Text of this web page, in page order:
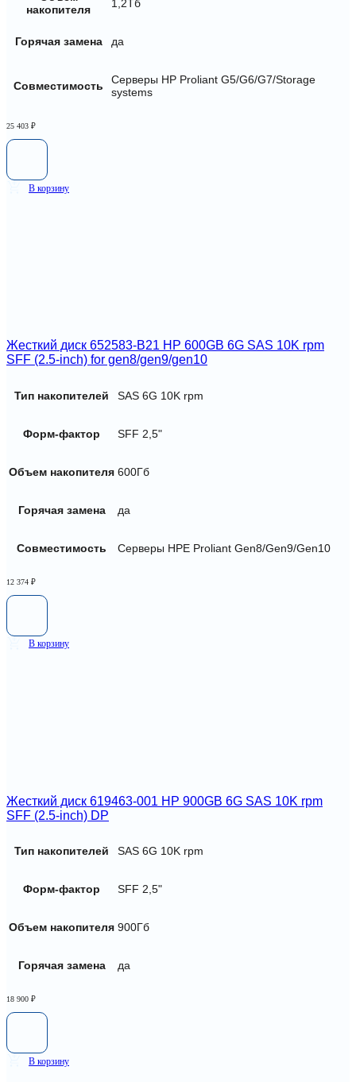
накопителя
1,2Тб
Горячая замена да
Совместимость
Серверы HP Proliant G5/G6/G7/Storage
systems
25 403 ₽
В корзину
Жесткий диск 652583-B21 HP 600GB 6G SAS 10K rpm
SFF (2.5-inch) for gen8/gen9/gen10
Тип накопителей SAS 6G 10K rpm
Форм-фактор SFF 2,5"
Объем накопителя 600Гб
Горячая замена да
Совместимость Серверы HPE Proliant Gen8/Gen9/Gen10
12 374 ₽
В корзину
Жесткий диск 619463-001 HP 900GB 6G SAS 10K rpm
SFF (2.5-inch) DP
Тип накопителей SAS 6G 10K rpm
Форм-фактор SFF 2,5"
Объем накопителя 900Гб
Горячая замена да
18 900 ₽
В корзину